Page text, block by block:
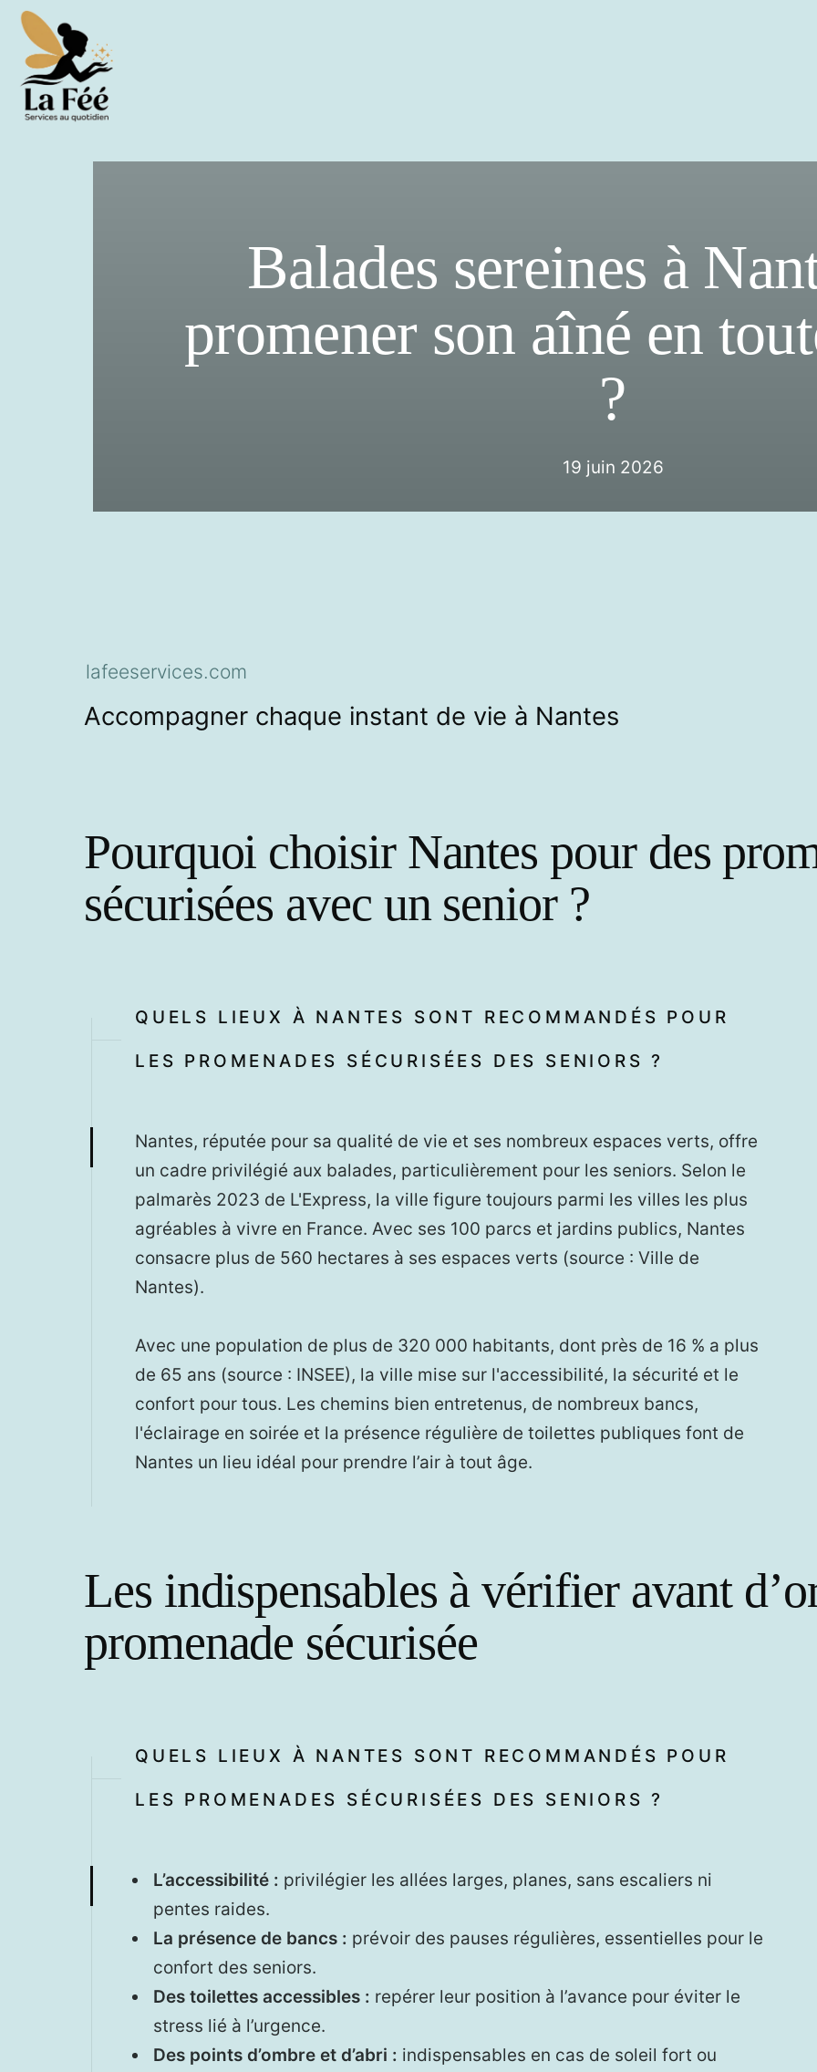
Balades sereines à
promener son aîné en
?
19 juin 2026
lafeeservices.com
Accompagner chaque instant de vie à Nantes
Pourquoi choisir Nantes pour des
sécurisées avec un senior ?
QUELS LIEUX À NANTES SONT RECOMMANDÉS POUR
LES PROMENADES SÉCURISÉES DES SENIORS ?
Nantes, réputée pour sa qualité de vie et ses nombreux espaces verts, offre
un cadre privilégié aux balades, particulièrement pour les seniors. Selon le
palmarès 2023 de L'Express, la ville figure toujours parmi les villes les plus
agréables à vivre en France. Avec ses 100 parcs et jardins publics, Nantes
consacre plus de 560 hectares à ses espaces verts (source : Ville de
Nantes).
Avec une population de plus de 320 000 habitants, dont près de 16 % a plus
de 65 ans (source : INSEE), la ville mise sur l'accessibilité, la sécurité et le
confort pour tous. Les chemins bien entretenus, de nombreux bancs,
l'éclairage en soirée et la présence régulière de toilettes publiques font de
Nantes un lieu idéal pour prendre l’air à tout âge.
Les indispensables à vérifier avant
promenade sécurisée
QUELS LIEUX À NANTES SONT RECOMMANDÉS POUR
LES PROMENADES SÉCURISÉES DES SENIORS ?
L’accessibilité : privilégier les allées larges, planes, sans escaliers ni
pentes raides.
La présence de bancs : prévoir des pauses régulières, essentielles pour le
confort des seniors.
Des toilettes accessibles : repérer leur position à l’avance pour éviter le
stress lié à l’urgence.
Des points d’ombre et d’abri : indispensables en cas de soleil fort ou